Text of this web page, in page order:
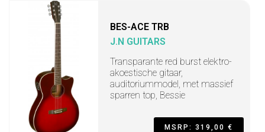
BES-ACE TRB
J.N GUITARS
Transparante red burst elektro-
akoestische gitaar,
auditoriummodel, met massief
sparren top, Bessie
MSRP: 319,00 €